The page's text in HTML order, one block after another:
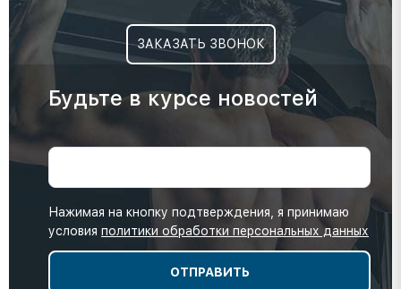
ЗАКАЗАТЬ ЗВОНОК
Будьте в курсе новостей
Нажимая на кнопку подтверждения, я принимаю
условия политики обработки персональных данных